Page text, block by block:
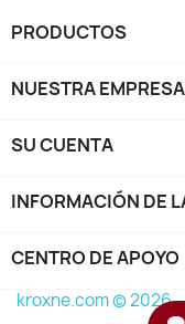
PRODUCTOS
NUESTRA EMPRESA
SU CUENTA
INFORMACIÓN DE
CENTRO DE APOYO
kroxne.com © 2026